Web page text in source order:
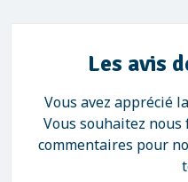
Les avis
Vous avez apprécié
Vous souhaitez
commentaires pour